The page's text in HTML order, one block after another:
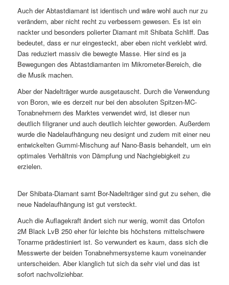
Auch der Abtastdiamant ist identisch und wäre wohl auch nur zu
verändern, aber nicht recht zu verbessern gewesen. Es ist ein
nackter und besonders polierter Diamant mit Shibata Schliff. Das
bedeutet, dass er nur eingesteckt, aber eben nicht verklebt wird.
Das reduziert massiv die bewegte Masse. Hier sind es ja
Bewegungen des Abtastdiamanten im Mikrometer-Bereich, die
die Musik machen.
Aber der Nadelträger wurde ausgetauscht. Durch die Verwendung
von Boron, wie es derzeit nur bei den absoluten Spitzen-MC-
Tonabnehmern des Marktes verwendet wird, ist dieser nun
deutlich filigraner und auch deutlich leichter geworden. Außerdem
wurde die Nadelaufhängung neu designt und zudem mit einer neu
entwickelten Gummi-Mischung auf Nano-Basis behandelt, um ein
optimales Verhältnis von Dämpfung und Nachgiebigkeit zu
erzielen.
Der Shibata-Diamant samt Bor-Nadelträger sind gut zu sehen, die
neue Nadelaufhängung ist gut versteckt.
Auch die Auflagekraft ändert sich nur wenig, womit das Ortofon
2M Black LvB 250 eher für leichte bis höchstens mittelschwere
Tonarme prädestiniert ist. So verwundert es kaum, dass sich die
Messwerte der beiden Tonabnehmersysteme kaum voneinander
unterscheiden. Aber klanglich tut sich da sehr viel und das ist
sofort nachvollziehbar.